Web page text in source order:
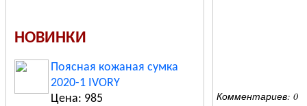
НОВИНКИ
Поясная кожаная сумка
2020-1 IVORY
Цена: 985
Комментариев: 0